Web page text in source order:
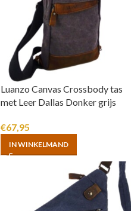
Luanzo Canvas Crossbody tas
met Leer Dallas Donker grijs
€67,95
IN WINKELMAND